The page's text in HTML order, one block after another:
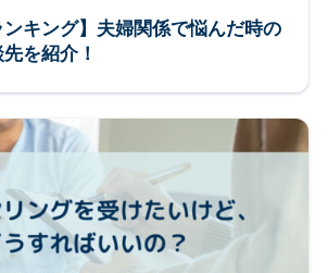
ンキング】夫婦関係で悩んだ時の
を紹介！